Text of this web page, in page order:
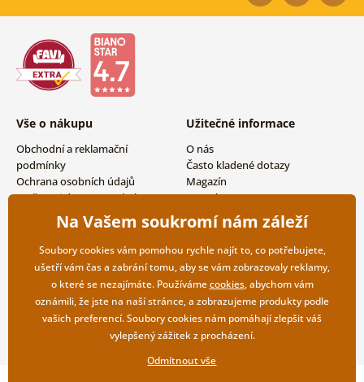
Vše o nákupu
Obchodní a reklamační
podmínky
Ochrana osobních údajů
Možnosti dopravy a platby
Vrácení zboží
Užitečné informace
O nás
Často kladené dotazy
Magazín
Kontakty
Velkoobchodní spolupráce
Na Vašem soukromí nám záleží
Soubory cookies vám pomohou rychle najít to, co potřebujete,
ušetří vám čas a zabrání tomu, aby se vám zobrazovaly reklamy,
o které se nezajímáte. Používámecookies, abychom vám
oznámili, že jste na naší stránce, a zobrazujeme produkty podle
vašich preferencí. Soubory cookies nám pomáhají zlepšit váš
vylepšený zážitek z procházení.
Odmítnout vše